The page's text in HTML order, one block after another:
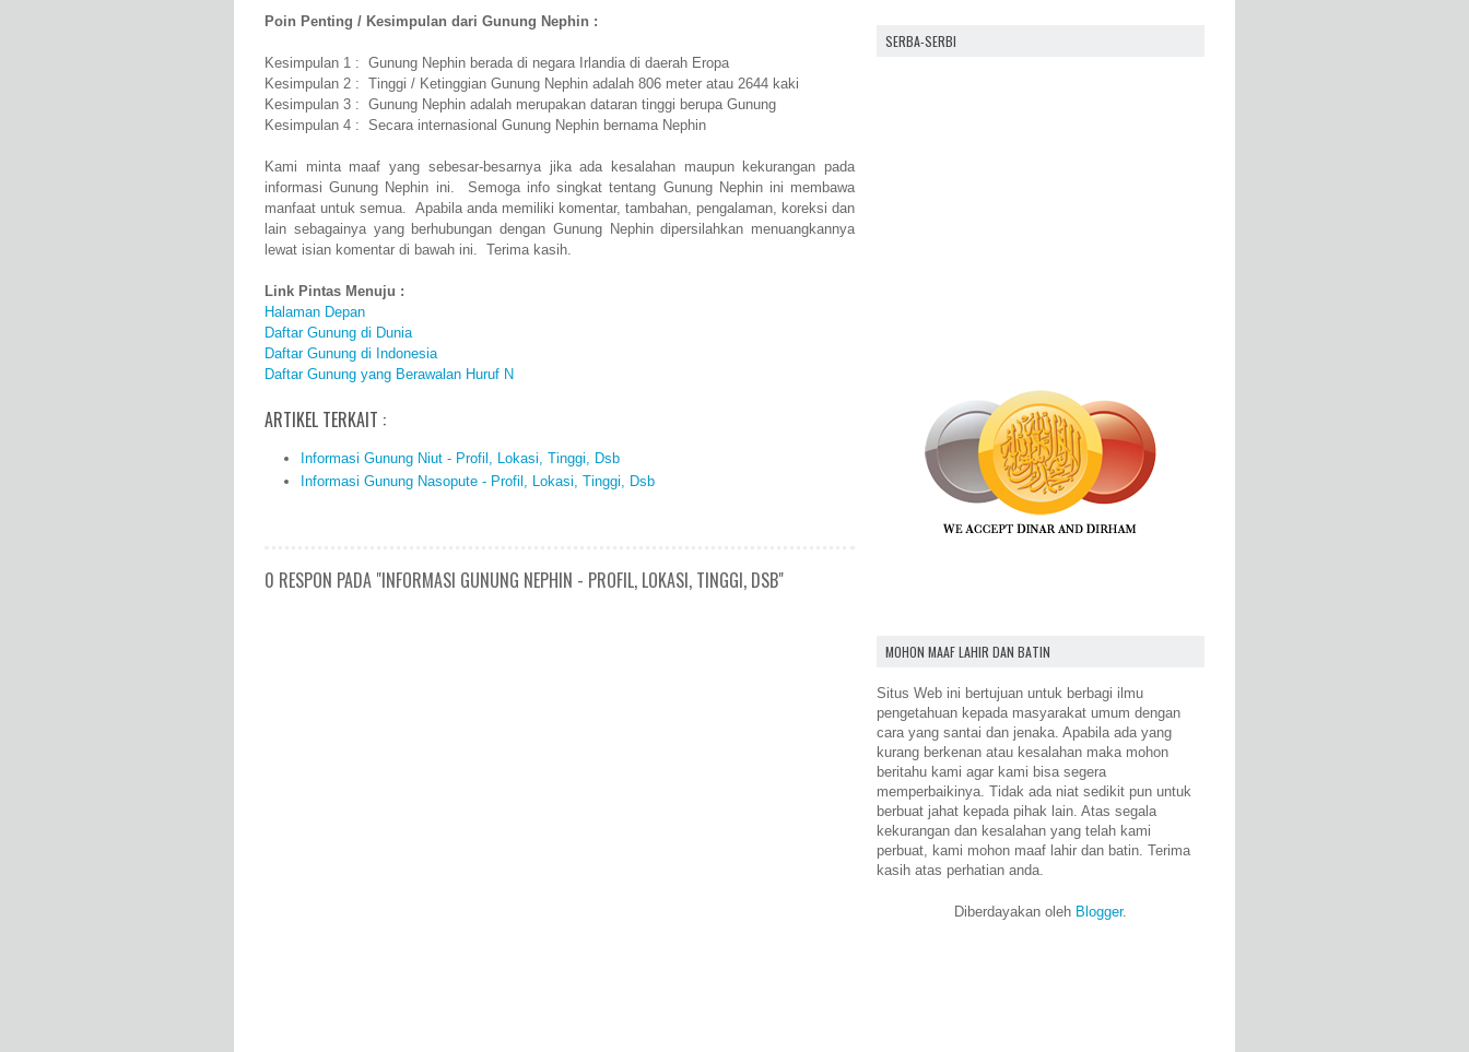
Poin Penting / Kesimpulan dari Gunung Nephin :
Kesimpulan 1 : Gunung Nephin berada di negara Irlandia di daerah Eropa
Kesimpulan 2 : Tinggi / Ketinggian Gunung Nephin adalah 806 meter atau 2644 kaki
Kesimpulan 3 : Gunung Nephin adalah merupakan dataran tinggi berupa Gunung
Kesimpulan 4 : Secara internasional Gunung Nephin bernama Nephin
Kami minta maaf yang sebesar-besarnya jika ada kesalahan maupun kekurangan pada
informasi Gunung Nephin ini. Semoga info singkat tentang Gunung Nephin ini membawa
manfaat untuk semua. Apabila anda memiliki komentar, tambahan, pengalaman, koreksi dan
lain sebagainya yang berhubungan dengan Gunung Nephin dipersilahkan menuangkannya
lewat isian komentar di bawah ini. Terima kasih.
Link Pintas Menuju :
Halaman Depan
Daftar Gunung di Dunia
Daftar Gunung di Indonesia
Daftar Gunung yang Berawalan Huruf N
ARTIKEL TERKAIT :
Informasi Gunung Niut - Profil, Lokasi, Tinggi, Dsb
Informasi Gunung Nasopute - Profil, Lokasi, Tinggi, Dsb
0 RESPON PADA "INFORMASI GUNUNG NEPHIN - PROFIL, LOKASI, TINGGI, DSB"
SERBA-SERBI
MOHON MAAF LAHIR DAN BATIN
Situs Web ini bertujuan untuk berbagi ilmu
pengetahuan kepada masyarakat umum dengan
cara yang santai dan jenaka. Apabila ada yang
kurang berkenan atau kesalahan maka mohon
beritahu kami agar kami bisa segera
memperbaikinya. Tidak ada niat sedikit pun untuk
berbuat jahat kepada pihak lain. Atas segala
kekurangan dan kesalahan yang telah kami
perbuat, kami mohon maaf lahir dan batin. Terima
kasih atas perhatian anda.
Diberdayakan oleh Blogger.